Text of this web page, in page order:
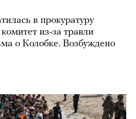
в прокуратуру
из-за травли
о Колобке. Возбуждено